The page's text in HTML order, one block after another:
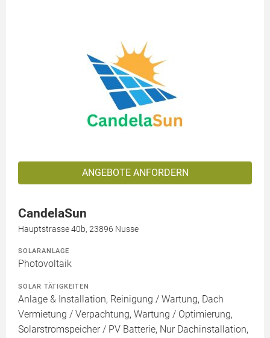
ANGEBOTE ANFORDERN
CandelaSun
Hauptstrasse 40b, 23896 Nusse
SOLARANLAGE
Photovoltaik
SOLAR TÄTIGKEITEN
Anlage & Installation, Reinigung / Wartung, Dach
Vermietung / Verpachtung, Wartung / Optimierung,
Solarstromspeicher / PV Batterie, Nur Dachinstallation,